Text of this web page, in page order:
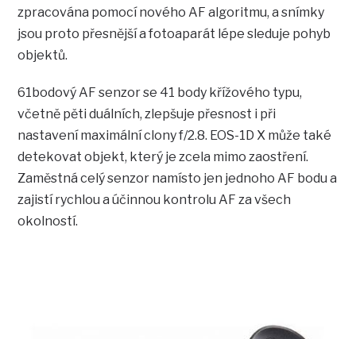
zpracována pomocí nového AF algoritmu, a snímky
jsou proto přesnější a fotoaparát lépe sleduje pohyb
objektů.
61bodový AF senzor se 41 body křížového typu,
včetně pěti duálních, zlepšuje přesnost i při
nastavení maximální clony f/2.8. EOS-1D X může také
detekovat objekt, který je zcela mimo zaostření.
Zaměstná celý senzor namísto jen jednoho AF bodu a
zajistí rychlou a účinnou kontrolu AF za všech
okolností.